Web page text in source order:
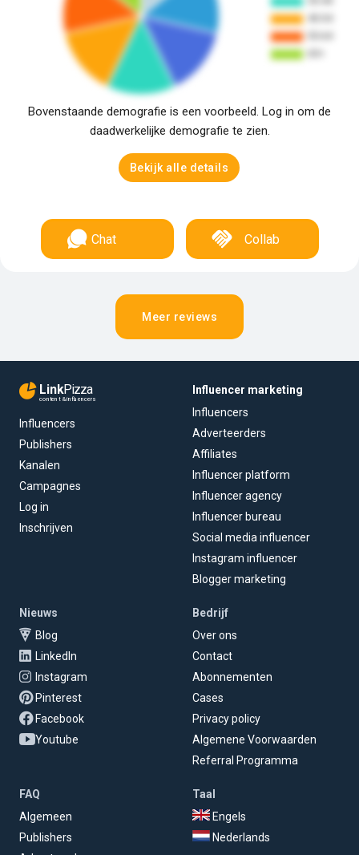
Bovenstaande demografie is een voorbeeld. Log in om de
daadwerkelijke demografie te zien.
Bekijk alle details
Chat Collab
Meer reviews
LinkPizza
content & influencers
Influencers
Publishers
Kanalen
Campagnes
Log in
Inschrijven
Influencer marketing
Influencers
Adverteerders
Affiliates
Influencer platform
Influencer agency
Influencer bureau
Social media influencer
Instagram influencer
Blogger marketing
Nieuws
Blog
LinkedIn
Instagram
Pinterest
Facebook
Youtube
Bedrijf
Over ons
Contact
Abonnementen
Cases
Privacy policy
Algemene Voorwaarden
Referral Programma
FAQ
Algemeen
Publishers
Taal
Engels
Nederlands